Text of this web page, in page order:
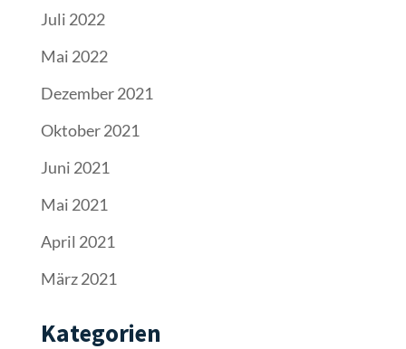
Juli 2022
Mai 2022
Dezember 2021
Oktober 2021
Juni 2021
Mai 2021
April 2021
März 2021
Kategorien